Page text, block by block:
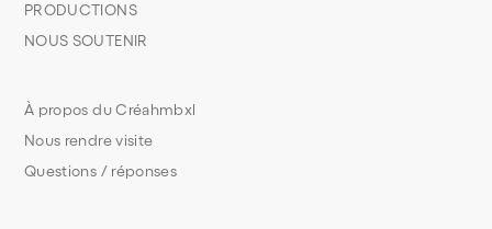
À propos du Créahmbxl
Nous rendre visite
Questions / réponses
PRODUCTIONS
NOUS SOUTENIR